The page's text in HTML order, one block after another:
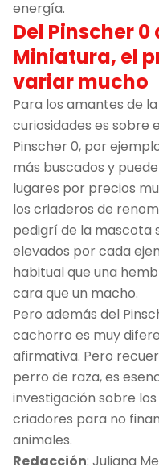
energía.
Del Pinscher
Miniatura, el
variar mucho
Para los amantes de
curiosidades es sobre
Pinscher 0, por
más buscados y
lugares por precios
los criaderos de
pedigrí de la mascota
elevados por cada
habitual que una
cara que un macho.
Pero además del
cachorro es muy
afirmativa. Pero
perro de raza, es
investigación sobre
criadores para no
animales.
Redacción: Juliana